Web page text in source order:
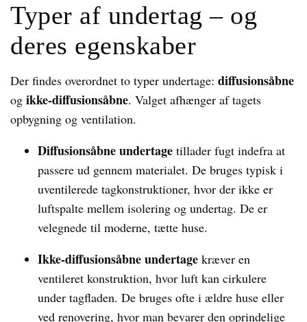
Typer af undertag – og
deres egenskaber
Der findes overordnet to typer undertage: diffusionsåbne
og ikke-diffusionsåbne. Valget afhænger af tagets
opbygning og ventilation.
Diffusionsåbne undertage tillader fugt indefra at
passere ud gennem materialet. De bruges typisk i
uventilerede tagkonstruktioner, hvor der ikke er
luftspalte mellem isolering og undertag. De er
velegnede til moderne, tætte huse.
Ikke-diffusionsåbne undertage kræver en
ventileret konstruktion, hvor luft kan cirkulere
under tagfladen. De bruges ofte i ældre huse eller
ved renovering, hvor man bevarer den oprindelige